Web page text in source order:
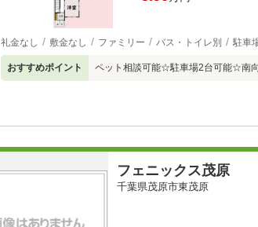
礼金なし 敷金なし ファミリー バス・トイレ別 駐車
おすすめポイント ペット相談可能☆駐車場2台可能☆南
フェニックス茂原
千葉県茂原市東茂原